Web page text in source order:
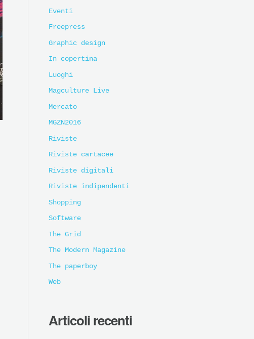
Eventi
Freepress
Graphic design
In copertina
Luoghi
Magculture Live
Mercato
MGZN2016
Riviste
Riviste cartacee
Riviste digitali
Riviste indipendenti
Shopping
Software
The Grid
The Modern Magazine
The paperboy
Web
Articoli recenti